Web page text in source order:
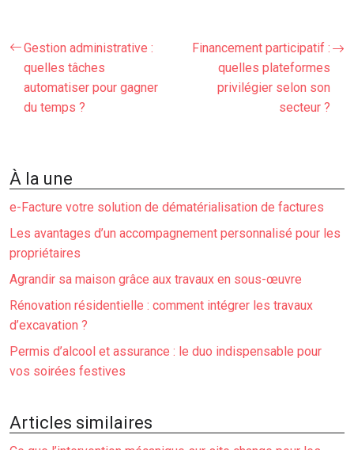
Gestion administrative :
quelles tâches
automatiser pour gagner
du temps ?
Financement participatif :
quelles plateformes
privilégier selon son
secteur ?
À la une
e-Facture votre solution de dématérialisation de factures
Les avantages d’un accompagnement personnalisé pour les
propriétaires
Agrandir sa maison grâce aux travaux en sous-œuvre
Rénovation résidentielle : comment intégrer les travaux
d’excavation ?
Permis d’alcool et assurance : le duo indispensable pour
vos soirées festives
Articles similaires